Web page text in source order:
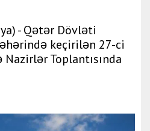
- Qətər Dövləti
keçirilən 27-ci
Nazirlər Toplantısında